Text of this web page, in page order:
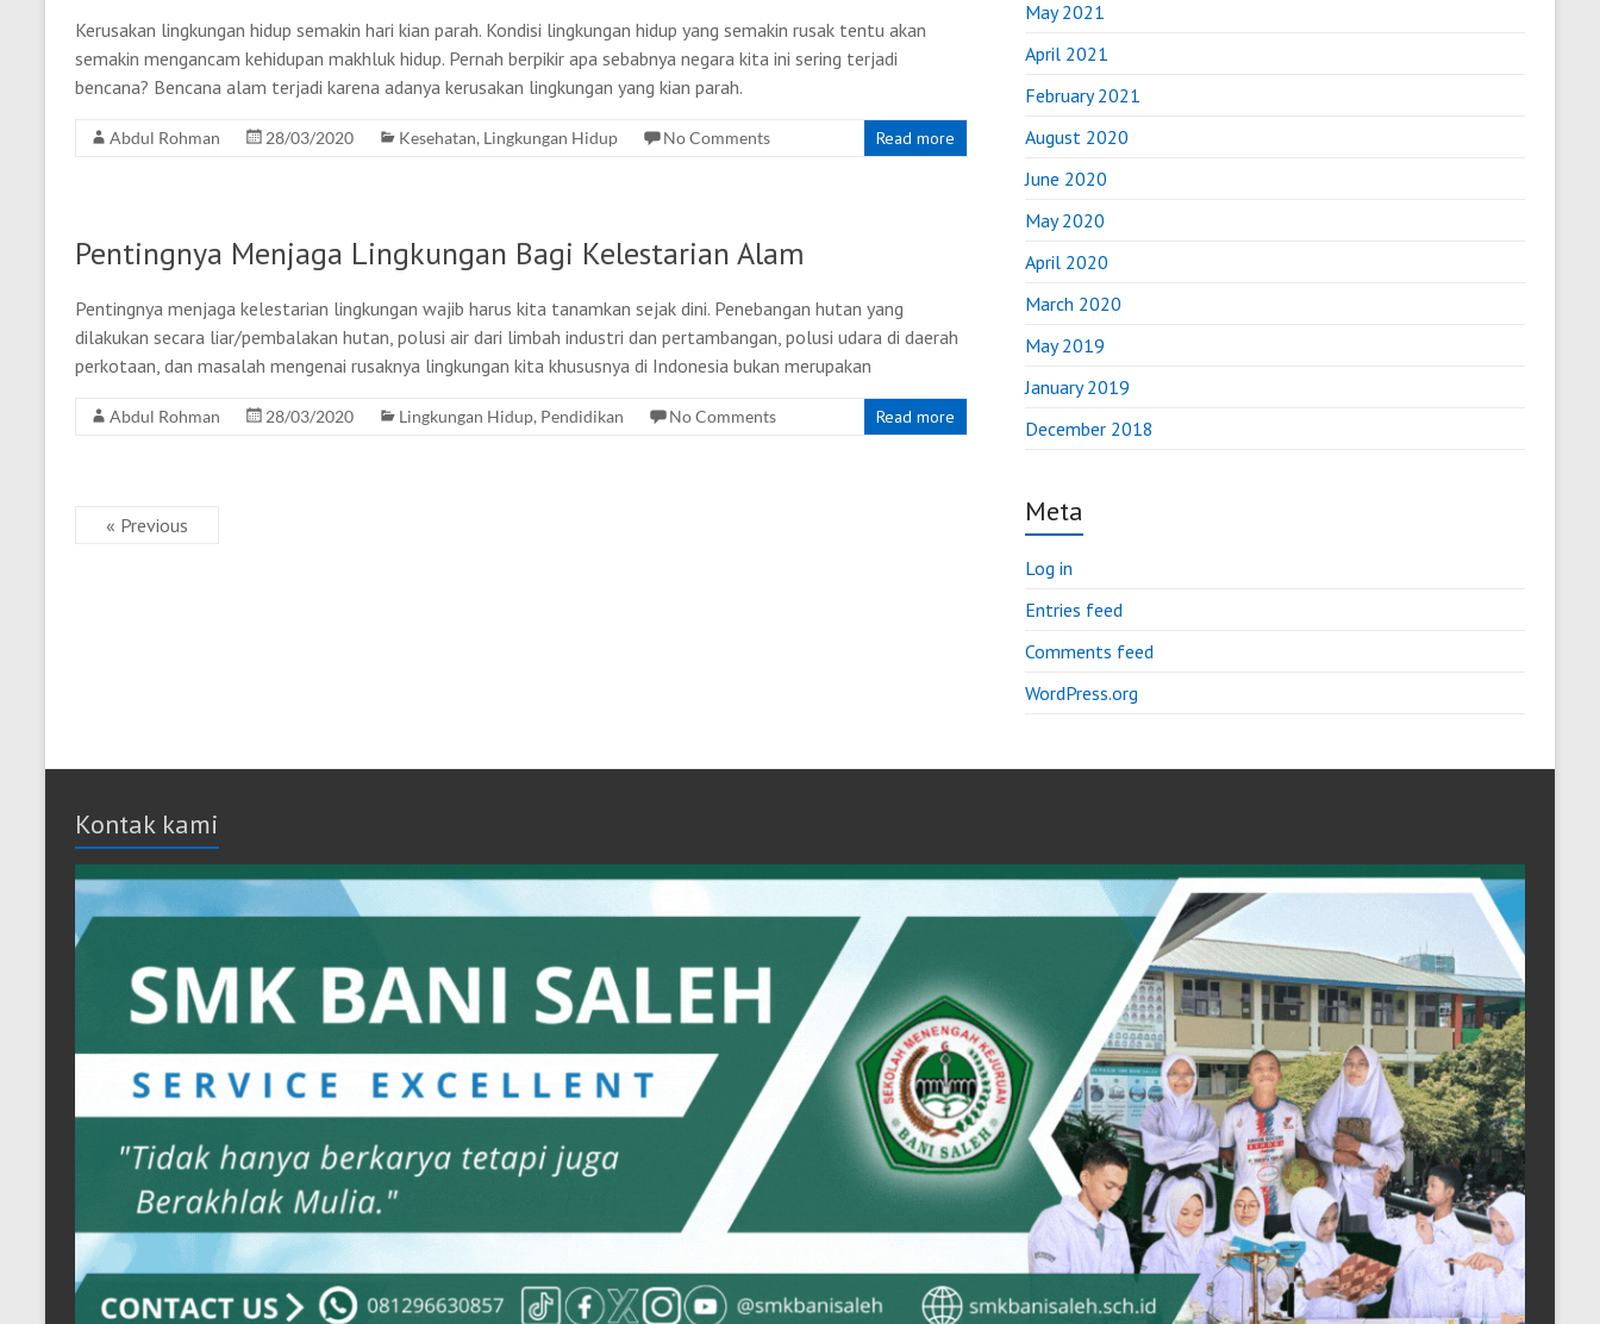
Kerusakan lingkungan hidup semakin hari kian parah. Kondisi lingkungan hidup yang semakin rusak tentu akan
semakin mengancam kehidupan makhluk hidup. Pernah berpikir apa sebabnya negara kita ini sering terjadi
bencana? Bencana alam terjadi karena adanya kerusakan lingkungan yang kian parah.
Abdul Rohman 28/03/2020 Kesehatan, Lingkungan Hidup No Comments Read more
Pentingnya Menjaga Lingkungan Bagi Kelestarian Alam
Pentingnya menjaga kelestarian lingkungan wajib harus kita tanamkan sejak dini. Penebangan hutan yang
dilakukan secara liar/pembalakan hutan, polusi air dari limbah industri dan pertambangan, polusi udara di daerah
perkotaan, dan masalah mengenai rusaknya lingkungan kita khususnya di Indonesia bukan merupakan
Abdul Rohman 28/03/2020 Lingkungan Hidup, Pendidikan No Comments Read more
« Previous
May 2021
April 2021
February 2021
August 2020
June 2020
May 2020
April 2020
March 2020
May 2019
January 2019
December 2018
Meta
Log in
Entries feed
Comments feed
WordPress.org
Kontak kami